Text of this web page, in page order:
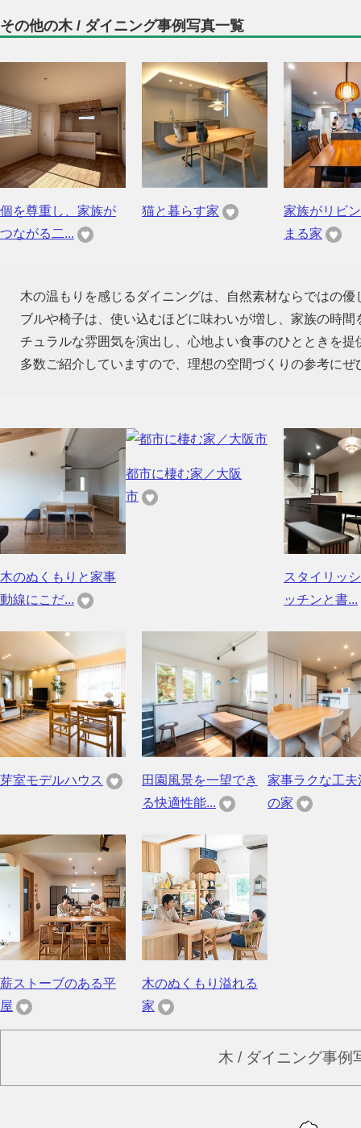
その他の木 / ダイニング事例写真一覧
個を尊重し、家族が
つながる二...
猫と暮らす家
家族がリビ
まる家
木の温もりを感じるダイニングは、自然素材ならではの
ブルや椅子は、使い込むほどに味わいが増し、家族の時
チュラルな雰囲気を演出し、心地よい食事のひとときを
多数ご紹介していますので、理想の空間づくりの参考にぜ
木のぬくもりと家事
動線にこだ...
都市に棲む家／大阪
市
スタイリッ
ッチンと書...
芽室モデルハウス
田園風景を一望でき
る快適性能...
家事ラクな工夫
の家
薪ストーブのある平
屋
木のぬくもり溢れる
家
木 / ダイニング事例